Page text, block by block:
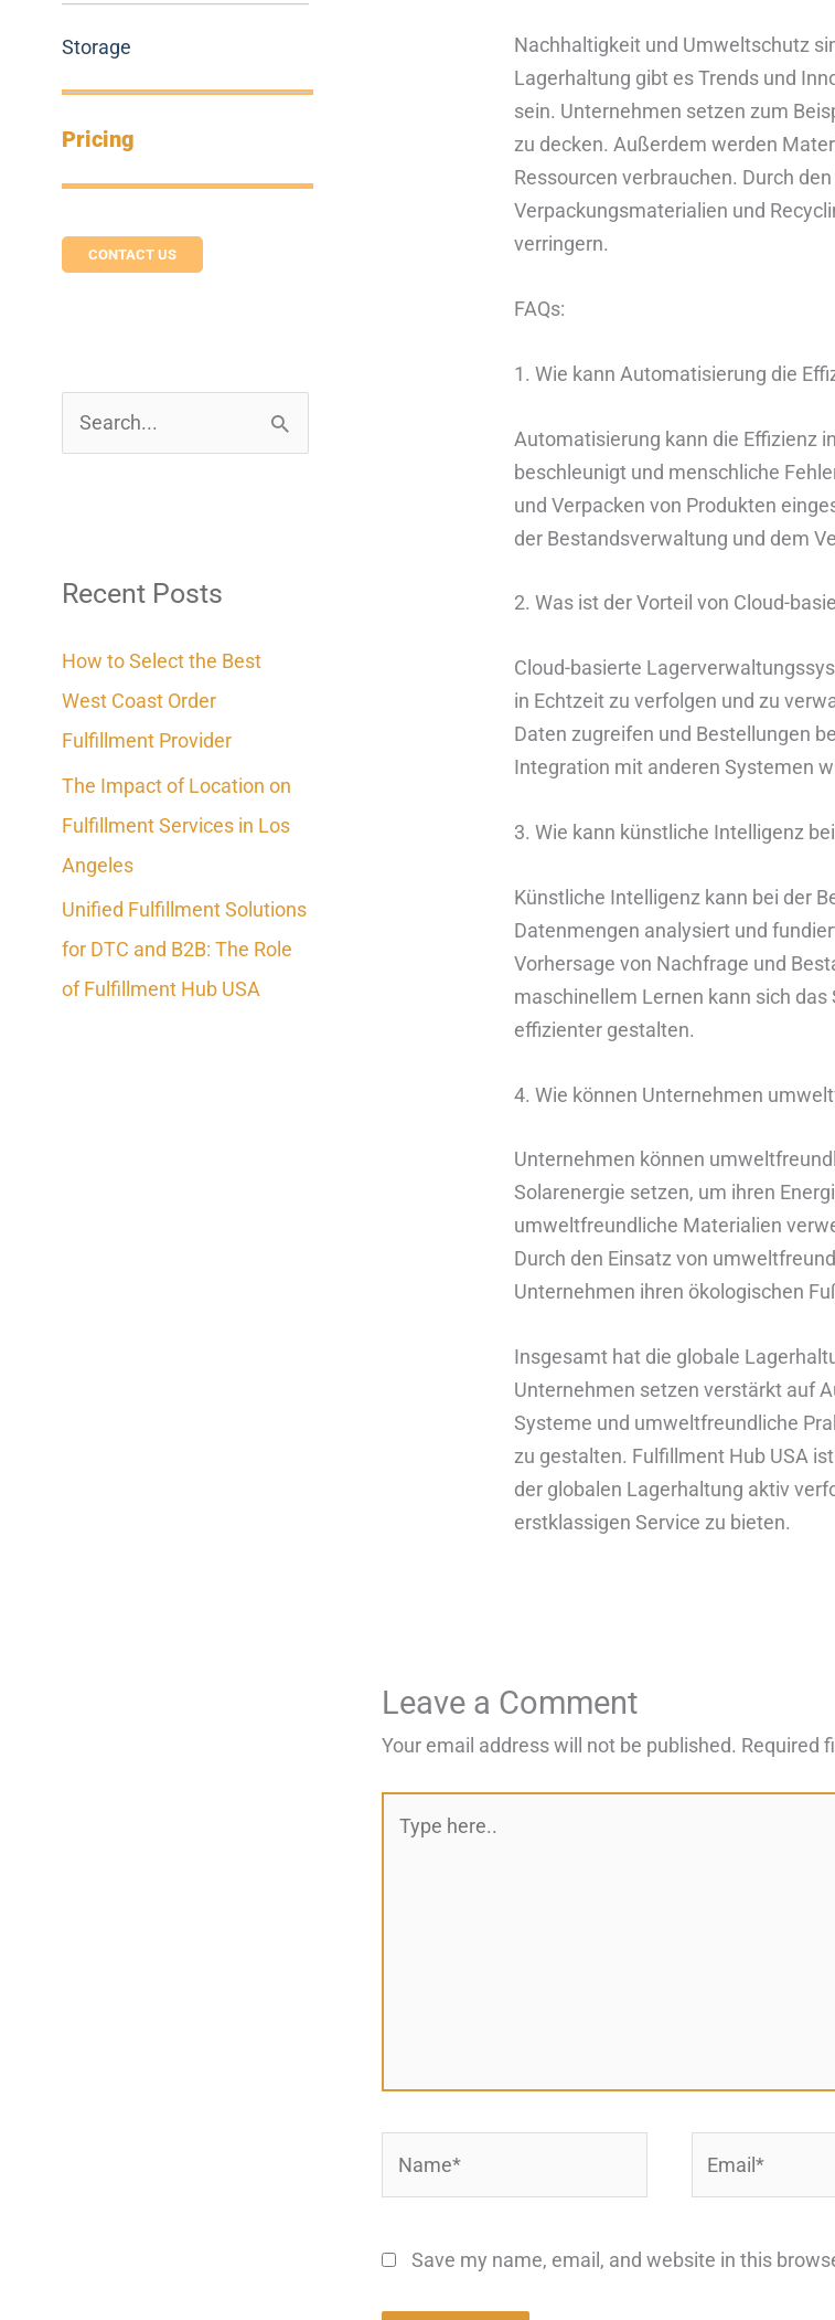
Storage
Pricing
CONTACT US
c
f
o
r
:
Recent Posts
How to Select the Best
West Coast Order
Fulfillment Provider
The Impact of Location on
Fulfillment Services in Los
Angeles
Unified Fulfillment Solutions
for DTC and B2B: The Role
of Fulfillment Hub USA
Nachhaltigkeit und Umweltschutz
Lagerhaltung gibt es Trends und
sein. Unternehmen setzen zum
zu decken. Außerdem werden
Ressourcen verbrauchen. Durch
Verpackungsmaterialien und
verringern.
FAQs:
1. Wie kann Automatisierung die
Automatisierung kann die Effizienz
beschleunigt und menschliche
und Verpacken von Produkten
der Bestandsverwaltung und dem
2. Was ist der Vorteil von Cloud-
Cloud-basierte
in Echtzeit zu verfolgen und zu
Daten zugreifen und Bestellungen
Integration mit anderen Systemen
3. Wie kann künstliche Intelligenz
Künstliche Intelligenz kann bei der
Datenmengen analysiert und
Vorhersage von Nachfrage und
maschinellem Lernen kann sich
effizienter gestalten.
4. Wie können Unternehmen
Unternehmen können
Solarenergie setzen, um ihren
umweltfreundliche Materialien
Durch den Einsatz von
Unternehmen ihren ökologischen
Insgesamt hat die globale
Unternehmen setzen verstärkt auf
Systeme und umweltfreundliche
zu gestalten. Fulfillment Hub USA
der globalen Lagerhaltung aktiv
erstklassigen Service zu bieten.
Leave a Comment
Your email address will not be published. Required
here..
Save my name, email, and website in this